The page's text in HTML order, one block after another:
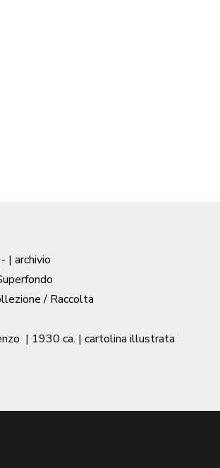
| archivio
/ Raccolta
| 1930 ca. | cartolina illustrata